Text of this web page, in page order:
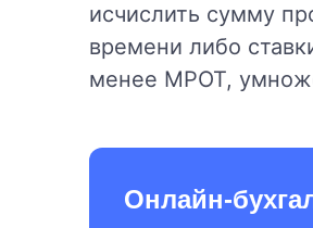
исчислить сумму
времени либо
менее МРОТ,
Онлайн-